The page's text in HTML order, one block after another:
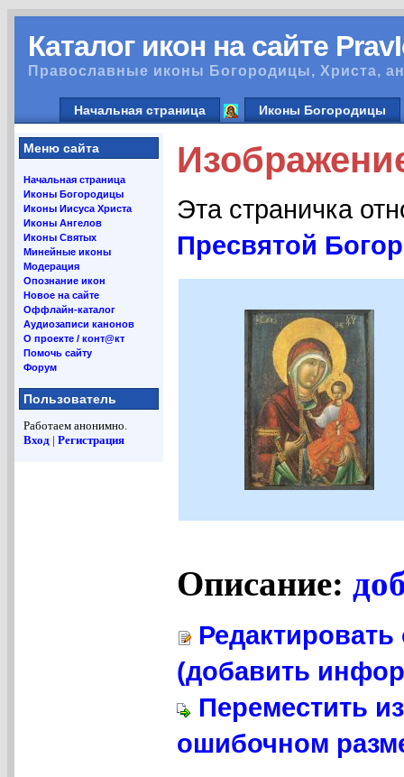
Каталог икон на сайте
Православные иконы Богородицы, Христа,
Начальная страница Иконы Богородицы
Меню сайта
Начальная страница
Иконы Богородицы
Иконы Иисуса Христа
Иконы Ангелов
Иконы Святых
Минейные иконы
Модерация
Опознание икон
Новое на сайте
Оффлайн-каталог
Аудиозаписи канонов
О проекте / конт@кт
Помочь сайту
Форум
Пользователь
Работаем анонимно.
Вход | Регистрация
Эта страничка
Пресвятой
Описание:
(добавить
Переместить
ошибочном